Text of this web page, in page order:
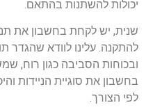
יכולות להשתנות בהתאם.
שנית, יש לקחת בחשבון את
להתקנה. עלינו לוודא שהגדר
ובכוחות הסביבה כגון רוח,
בחשבון את סוגיית הניידות
לפי הצורך.